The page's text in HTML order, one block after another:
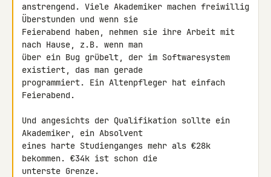
anstrengend. Viele Akademiker machen freiwillig
Überstunden und wenn sie
Feierabend haben, nehmen sie ihre Arbeit mit
nach Hause, z.B. wenn man
über ein Bug grübelt, der im Softwaresystem
existiert, das man gerade
programmiert. Ein Altenpfleger hat einfach
Feierabend.
Und angesichts der Qualifikation sollte ein
Akademiker, ein Absolvent
eines harte Studienganges mehr als €28k
bekommen. €34k ist schon die
unterste Grenze.